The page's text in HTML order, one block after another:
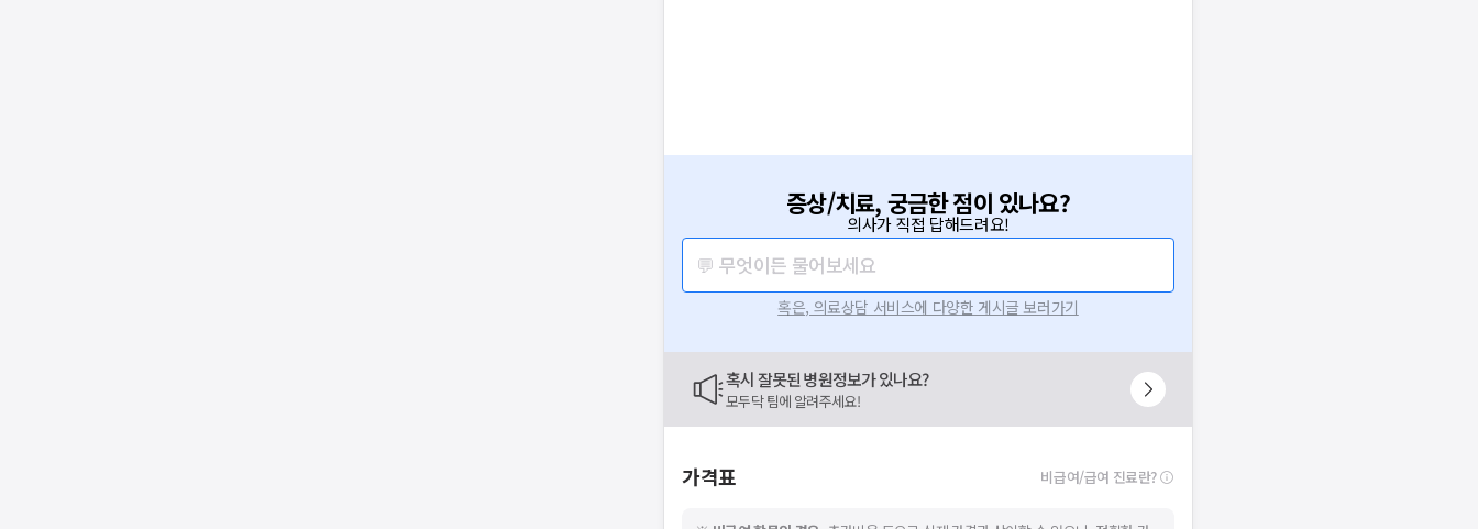
증상/치료, 궁금한 점이 있나요?
의사가 직접 답해드려요!
💬 무엇이든 물어보세요
혹은, 의료상담 서비스에 다양한 게시글 보러가기
혹시 잘못된 병원정보가 있나요?
모두닥 팀에 알려주세요!
가격표 비급여/급여 진료란?